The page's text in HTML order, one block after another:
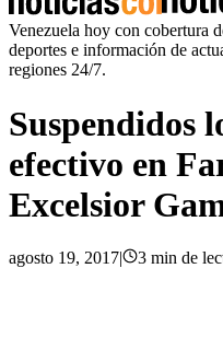
Venezuela hoy con cobertura
deportes e información de
regiones 24/7.
Suspendidos
efectivo en
Excelsior
agosto 19, 2017| 3 min de